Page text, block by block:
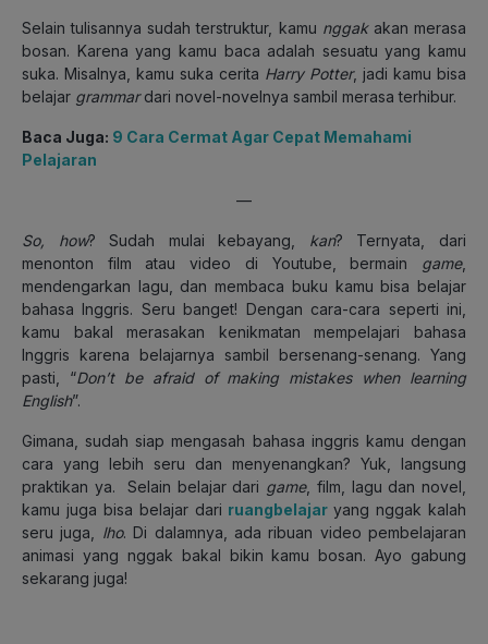
Selain tulisannya sudah terstruktur, kamu nggak akan merasa
bosan. Karena yang kamu baca adalah sesuatu yang kamu
suka. Misalnya, kamu suka cerita Harry Potter, jadi kamu bisa
belajar grammardari novel-novelnya sambil merasa terhibur.
Baca Juga: 9 Cara Cermat Agar Cepat Memahami
Pelajaran
—
So, how? Sudah mulai kebayang, kan? Ternyata, dari
menonton film atau video di Youtube, bermain game,
mendengarkan lagu, dan membaca buku kamu bisa belajar
bahasa Inggris. Seru banget! Dengan cara-cara seperti ini,
kamu bakal merasakan kenikmatan mempelajari bahasa
Inggris karena belajarnya sambil bersenang-senang. Yang
pasti, “Don’t be afraid of making mistakes when learning
English”.
Gimana, sudah siap mengasah bahasa inggris kamu dengan
cara yang lebih seru dan menyenangkan? Yuk, langsung
praktikan ya. Selain belajar dari game, film, lagu dan novel,
kamu juga bisa belajar dari ruangbelajaryang nggak kalah
seru juga, lho. Di dalamnya, ada ribuan video pembelajaran
animasi yang nggak bakal bikin kamu bosan. Ayo gabung
sekarang juga!